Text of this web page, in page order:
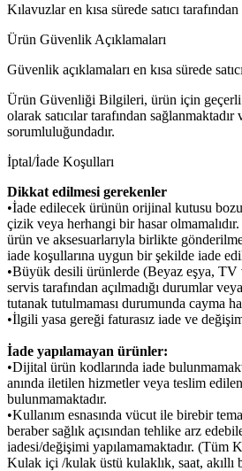
Kılavuzlar en kısa sürede satıcı
Ürün Güvenlik Açıklamaları
Güvenlik açıklamaları en kısa sürede
Ürün Güvenliği Bilgileri, ürün için
olarak satıcılar tarafından sağlanmaktadır
sorumluluğundadır.
İptal/İade Koşulları
Dikkat edilmesi gerekenler
•İade edilecek ürünün orijinal kutusu
çizik veya herhangi bir hasar
ürün ve aksesuarlarıyla birlikte
iade koşullarına uygun bir şekilde iade
•Büyük desili ürünlerde (Beyaz eşya, TV
servis tarafından açılmadığı durumlar
tutanak tutulmaması durumunda cayma
•İlgili yasa gereği faturasız iade ve
İade yapılamayan ürünler:
•Dijital ürün kodlarında iade
anında iletilen hizmetler veya teslim
bulunmamaktadır.
•Kullanım esnasında vücut ile birebir
beraber sağlık açısından tehlike arz
iadesi/değişimi yapılamamaktadır. (Tüm
Kulak içi /kulak üstü kulaklık, saat,